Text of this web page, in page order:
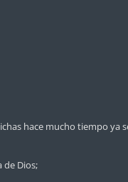
hace mucho tiempo ya
de Dios;